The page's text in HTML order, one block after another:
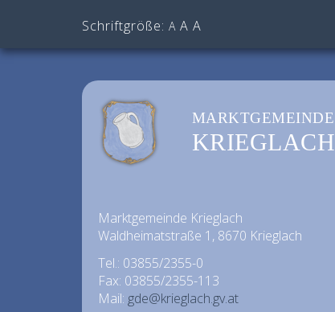
Schriftgröße: A A A
MARKTGEMEINDE
KRIEGLACH
Marktgemeinde Krieglach
Waldheimatstraße 1, 8670 Krieglach
Tel.: 03855/2355-0
Fax: 03855/2355-113
Mail: gde@krieglach.gv.at